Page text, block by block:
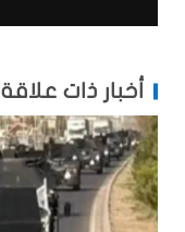
أخبار ذات علاقة